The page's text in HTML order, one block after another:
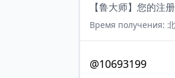
【鲁大师】您的注
Время получения:
@10693199